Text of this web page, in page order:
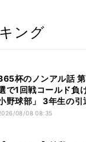
ング
杯のノンアル話
で1回戦コールド負
野球部」 3年生の引
“現場”で取り出した
08/08 08:35